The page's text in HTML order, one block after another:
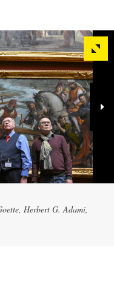
Herbert G. Adami,